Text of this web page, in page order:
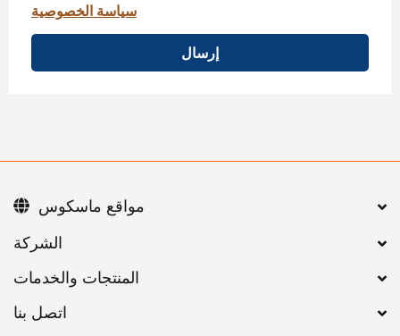
سياسة الخصوصية
إرسال
اتصل بنا
مواقع ماسكوس